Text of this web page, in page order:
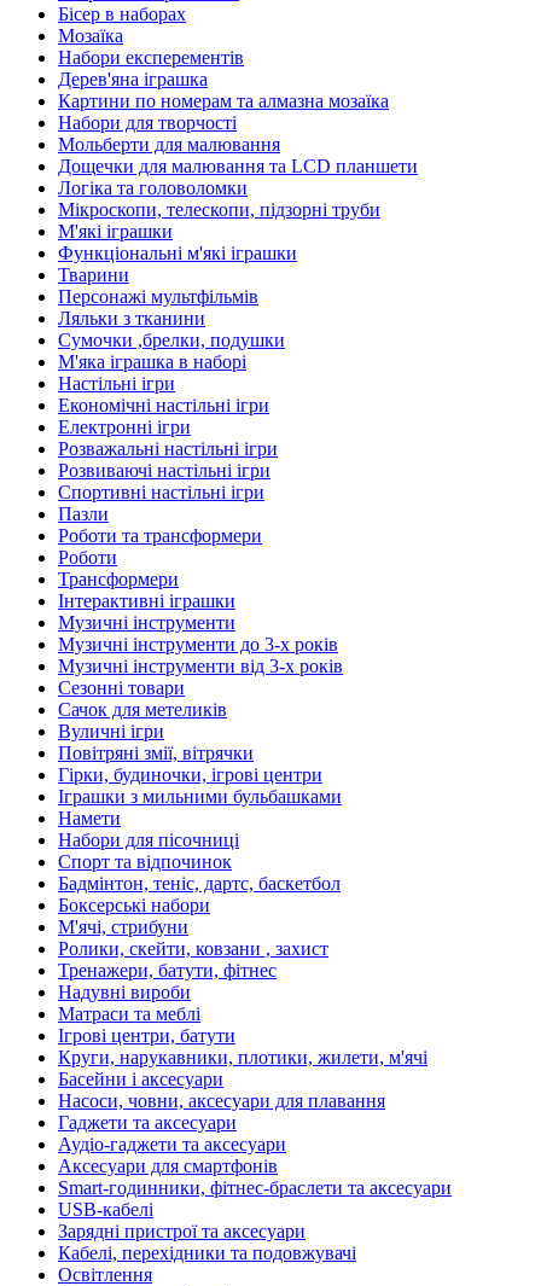
Бісер в наборах
Мозаїка
Набори експерементів
Дерев'яна іграшка
Картини по номерам та алмазна мозаїка
Набори для творчості
Мольберти для малювання
Дощечки для малювання та LCD планшети
Логіка та головоломки
Мікроскопи, телескопи, підзорні труби
М'які іграшки
Функціональні м'які іграшки
Тварини
Персонажі мультфільмів
Ляльки з тканини
Сумочки ,брелки, подушки
М'яка іграшка в наборі
Настільні ігри
Економічні настільні ігри
Електронні ігри
Розважальні настільні ігри
Розвиваючі настільні ігри
Спортивні настільні ігри
Пазли
Роботи та трансформери
Роботи
Трансформери
Інтерактивні іграшки
Музичні інструменти
Музичні інструменти до 3-х років
Музичні інструменти від 3-х років
Сезонні товари
Сачок для метеликів
Вуличні ігри
Повітряні змії, вітрячки
Гірки, будиночки, ігрові центри
Іграшки з мильними бульбашками
Намети
Набори для пісочниці
Спорт та відпочинок
Бадмінтон, теніс, дартс, баскетбол
Боксерські набори
М'ячі, стрибуни
Ролики, скейти, ковзани , захист
Тренажери, батути, фітнес
Надувні вироби
Матраси та меблі
Ігрові центри, батути
Круги, нарукавники, плотики, жилети, м'ячі
Басейни і аксесуари
Насоси, човни, аксесуари для плавання
Гаджети та аксесуари
Аудіо-гаджети та аксесуари
Аксесуари для смартфонів
Smart-годинники, фітнес-браслети та аксесуари
USB-кабелі
Зарядні пристрої та аксесуари
Кабелі, перехідники та подовжувачі
Освітлення